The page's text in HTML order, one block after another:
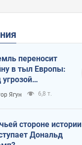
переносит
в тыл Европы:
угрозой
Ягун 6,8 т.
стороне истории
Дональд